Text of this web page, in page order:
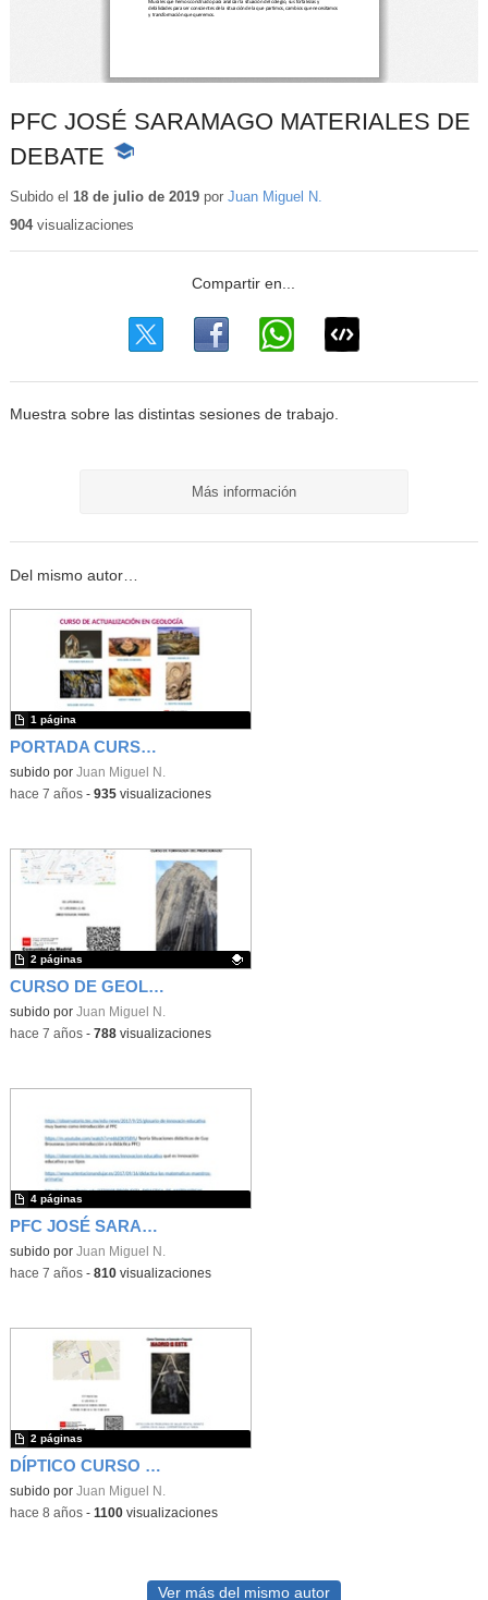
PFC JOSÉ SARAMAGO MATERIALES DE
DEBATE
-
educativo
Subido el 18 de julio de 2019por Juan Miguel N.
904visualizaciones
Muestra sobre las distintas sesiones de trabajo.
Más información
Del mismo autor…
PORTADA CURSO GEOLOGÍA
subido por Juan Miguel N.
1 página
-hace 7 años- 935visualizaciones
CURSO DE GEOLOGÍA
Contenido educativo.
subido por Juan Miguel N.
2 páginas
-hace 7 años- 788visualizaciones
PFC JOSÉ SARAMAGO ENLACES
subido por Juan Miguel N.
4 páginas
-hace 7 años- 810visualizaciones
DÍPTICO CURSO SALUD MENTAL
subido por Juan Miguel N.
2 páginas
-hace 8 años- 1100visualizaciones
Ver más del mismo autor